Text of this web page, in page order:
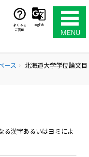
よくある
ご質問
English
ース chevron_right
北海道大学学位論文目
る漢字あるいはヨミによ